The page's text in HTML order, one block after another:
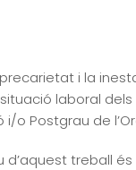
precarietat i la
laboral
i/o Postgrau de
d’aquest treball